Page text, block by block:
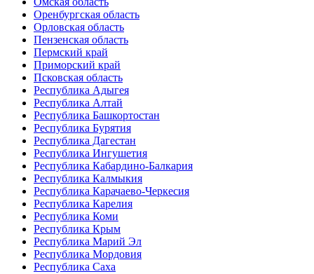
Оренбургская область
Орловская область
Пензенская область
Пермский край
Приморский край
Псковская область
Республика Адыгея
Республика Алтай
Республика Башкортостан
Республика Бурятия
Республика Дагестан
Республика Ингушетия
Республика Кабардино-Балкария
Республика Калмыкия
Республика Карачаево-Черкесия
Республика Карелия
Республика Коми
Республика Крым
Республика Марий Эл
Республика Мордовия
Республика Саха